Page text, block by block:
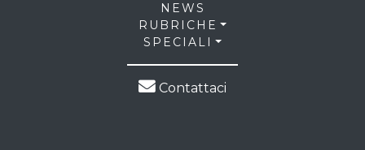
NEWS
RUBRICHE
SPECIALI
Contattaci